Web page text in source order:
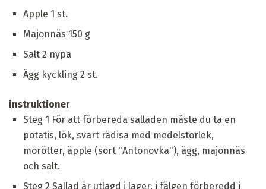
Apple 1 st.
Majonnäs 150 g
Salt 2 nypa
Ägg kyckling 2 st.
instruktioner
Steg 1 För att förbereda salladen måste du ta en
potatis, lök, svart rädisa med medelstorlek,
morötter, äpple (sort "Antonovka"), ägg, majonnäs
och salt.
Steg 2 Sallad är utlagd i lager, i fälgen förberedd i